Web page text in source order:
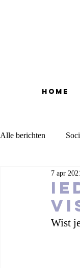
Home
Alle berichten
Moodboards
7 apr
Wist